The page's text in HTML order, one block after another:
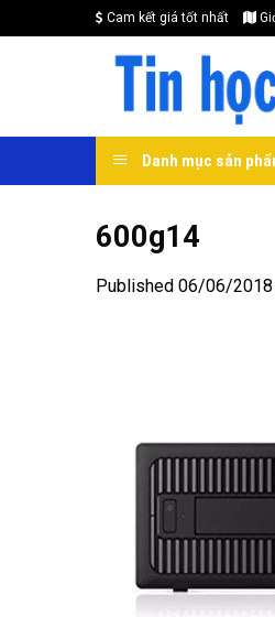
to
Cam kết giá tốt nhất
Danh mục sản
600g14
Published 06/06/2018